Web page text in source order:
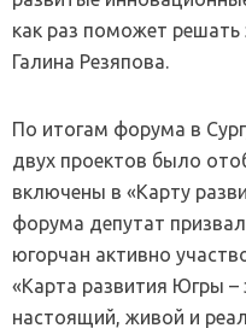
как раз поможет решать
Галина Резяпова.
По итогам форума в
двух проектов было
включены в «Карту
форума депутат
югорчан активно
«Карта развития Югры
настоящий, живой и